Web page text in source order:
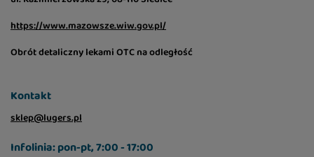
https://www.mazowsze.wiw.gov.pl/
Obrót detaliczny lekami OTC na odległość
Kontakt
sklep@lugers.pl
Infolinia: pon-pt, 7:00 - 17:00